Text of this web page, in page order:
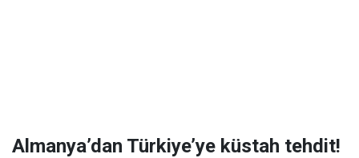
Almanya’dan Türkiye’ye küstah tehdit!